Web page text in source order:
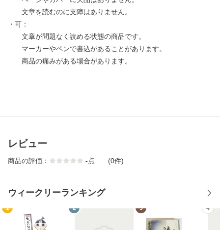
文章を読むのに支障はありません。
・可：
文章が問題なく読める状態の商品です。
マーカーやペンで書込があることがあります。
商品の痛みがある場合があります。
レビュー
商品の評価： -点 (0件)
ウィークリーランキング
1 2 3 4